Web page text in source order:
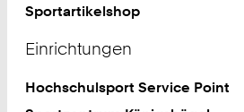
Sportartikelshop
Einrichtungen
Hochschulsport Service Point